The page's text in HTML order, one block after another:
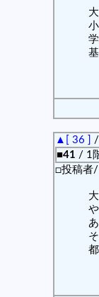
▲[ 36 ] /
■41 / 1
□投稿者